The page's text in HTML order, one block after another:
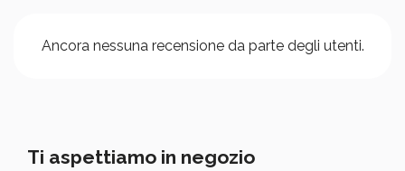
Ancora nessuna recensione da parte degli utenti.
Ti aspettiamo in negozio